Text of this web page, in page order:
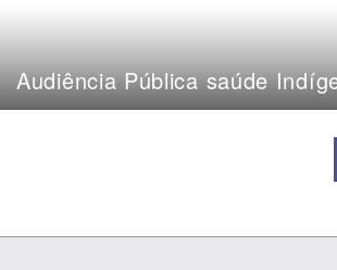
Audiência Pública saúde